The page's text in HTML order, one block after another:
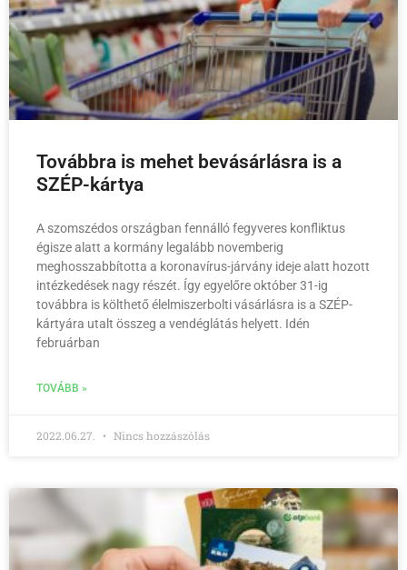
Továbbra is mehet bevásárlásra is a
SZÉP-kártya
A szomszédos országban fennálló fegyveres konfliktus
égisze alatt a kormány legalább novemberig
meghosszabbította a koronavírus-járvány ideje alatt hozott
intézkedések nagy részét. Így egyelőre október 31-ig
továbbra is költhető élelmiszerbolti vásárlásra is a SZÉP-
kártyára utalt összeg a vendéglátás helyett. Idén
februárban
TOVÁBB »
2022.06.27. Nincs hozzászólás